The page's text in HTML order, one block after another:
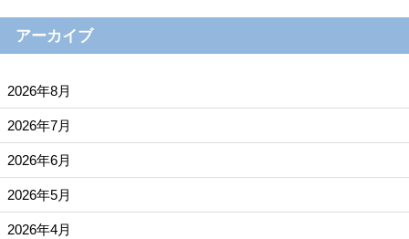
アーカイブ
2026年8月
2026年7月
2026年6月
2026年5月
2026年4月